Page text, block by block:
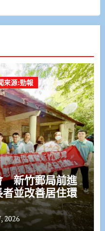
來源:勁報
新竹郵局前進
並改善居住環
2026